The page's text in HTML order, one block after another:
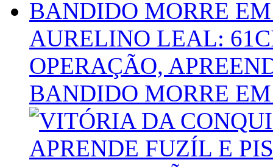
AURELINO LEAL:
OPERAÇÃO,
BANDIDO MORRE